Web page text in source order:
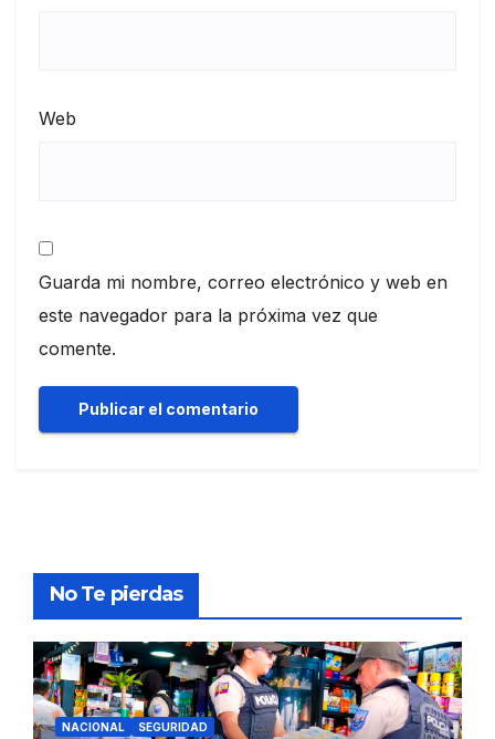
Web
Guarda mi nombre, correo electrónico y web en
este navegador para la próxima vez que
comente.
No Te pierdas
NACIONAL SEGURIDAD